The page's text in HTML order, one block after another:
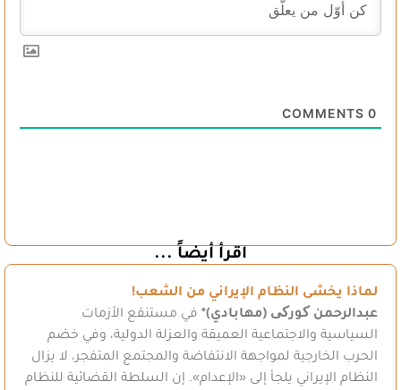
0
اقرأ أيضاً ...
لماذا يخشى النظام الإيراني من الشعب!
عبدالرحمن کورکی (مهابادي)* في مستنقع الأزمات
السياسية والاجتماعية العميقة والعزلة الدولية، وفي خضم
الحرب الخارجية لمواجهة الانتفاضة والمجتمع المتفجر، لا يزال
النظام الإيراني يلجأ إلى «الإعدام». إن السلطة القضائية للنظام